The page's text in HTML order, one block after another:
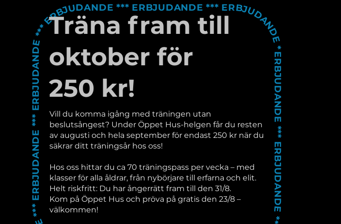
ERBJUDANDE *** ERBJUDANDE *** ERBJUDANDE *** ERBJUDANDE *** ERBJUDANDE *** ERBJUDANDE *** ERBJUDANDE *** ERBJUDANDE *** ERBJUDANDE *** ERBJUDANDE ***
Träna fram till
oktober för
250 kr!
Vill du komma igång med träningen utan
beslutsångest? Under Öppet Hus-helgen får du resten
av augusti och hela september för endast 250 kr när du
säkrar ditt träningsår hos oss!
Hos oss hittar du ca 70 träningspass per vecka – med
klasser för alla åldrar, från nybörjare till erfarna och elit.
Helt riskfritt: Du har ångerrätt fram till den 31/8.
Kom på Öppet Hus och pröva på gratis den 23/8 –
välkommen!